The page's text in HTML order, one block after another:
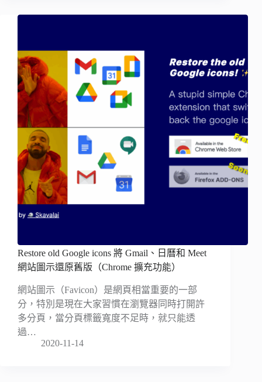
Restore old Google icons 將 Gmail、日曆和 Meet
網站圖示還原舊版（Chrome 擴充功能）
網站圖示（Favicon）是網頁相當重要的一部
分，特別是現在大家習慣在瀏覽器同時打開許
多分頁，當分頁標籤寬度不足時，就只能透
過…
2020-11-14